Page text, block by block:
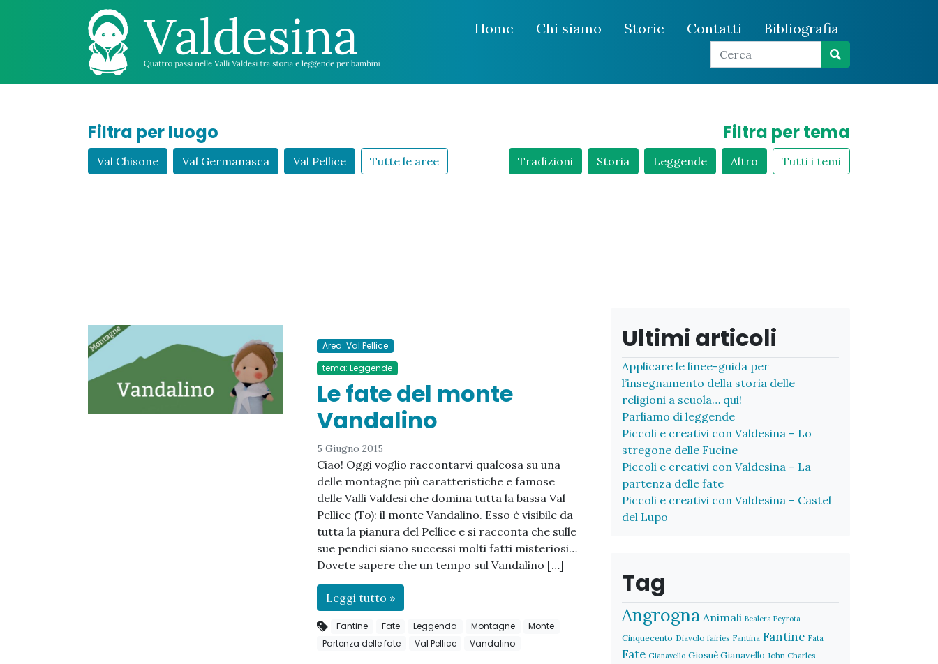
Home Chi siamo Storie Contatti Bibliografia
Filtra per luogo
Val Chisone Val Germanasca Val Pellice Tutte le aree
Filtra per tema
Tradizioni Storia Leggende Altro Tutti i temi
Area: Val Pellice
tema: Leggende
Le fate del monte
Vandalino
5 Giugno 2015
Ciao! Oggi voglio raccontarvi qualcosa su una
delle montagne più caratteristiche e famose
delle Valli Valdesi che domina tutta la bassa Val
Pellice (To): il monte Vandalino. Esso è visibile da
tutta la pianura del Pellice e si racconta che sulle
sue pendici siano successi molti fatti misteriosi…
Dovete sapere che un tempo sul Vandalino […]
Leggi tutto »
Fantine Fate Leggenda Montagne
Monte
Partenza delle fate
Val Pellice Vandalino
Ultimi articoli
Applicare le linee-guida per
l’insegnamento della storia delle
religioni a scuola… qui!
Parliamo di leggende
Piccoli e creativi con Valdesina – Lo
stregone delle Fucine
Piccoli e creativi con Valdesina – La
partenza delle fate
Piccoli e creativi con Valdesina – Castel
del Lupo
Tag
Angrogna Animali Bealera Peyrota
Cinquecento Diavolo fairies Fantina Fantine Fata
Fate Gianavello Giosuè Gianavello John Charles